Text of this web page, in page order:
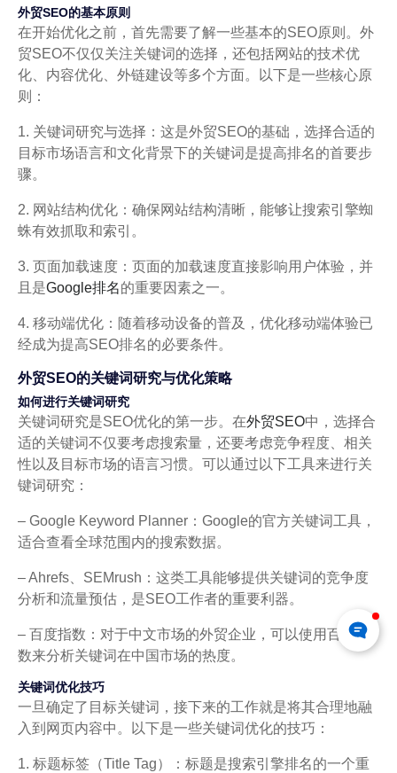
外贸SEO的基本原则
在开始优化之前，首先需要了解一些基本的SEO原则。外
贸SEO不仅仅关注关键词的选择，还包括网站的技术优
化、内容优化、外链建设等多个方面。以下是一些核心原
则：
1. 关键词研究与选择：这是外贸SEO的基础，选择合适的
目标市场语言和文化背景下的关键词是提高排名的首要步
骤。
2. 网站结构优化：确保网站结构清晰，能够让搜索引擎蜘
蛛有效抓取和索引。
3. 页面加载速度：页面的加载速度直接影响用户体验，并
且是Google排名的重要因素之一。
4. 移动端优化：随着移动设备的普及，优化移动端体验已
经成为提高SEO排名的必要条件。
外贸SEO的关键词研究与优化策略
如何进行关键词研究
关键词研究是SEO优化的第一步。在外贸SEO中，选择合
适的关键词不仅要考虑搜索量，还要考虑竞争程度、相关
性以及目标市场的语言习惯。可以通过以下工具来进行关
键词研究：
– Google Keyword Planner：Google的官方关键词工具，
适合查看全球范围内的搜索数据。
– Ahrefs、SEMrush：这类工具能够提供关键词的竞争度
分析和流量预估，是SEO工作者的重要利器。
– 百度指数：对于中文市场的外贸企业，可以使用百度指
数来分析关键词在中国市场的热度。
关键词优化技巧
一旦确定了目标关键词，接下来的工作就是将其合理地融
入到网页内容中。以下是一些关键词优化的技巧：
1. 标题标签（Title Tag）：标题是搜索引擎排名的一个重